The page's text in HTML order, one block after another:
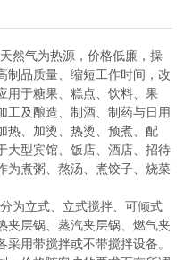
然气为热源，价格低廉，操
制品质量、缩短工作时间，改
用于糖果、糕点、饮料、果
工及酿造、制酒、制药与日用
热、加烫、热烫、预煮、配
大型宾馆、饭店、酒店、招待
为煮粥、熬汤、煮饺子、烧菜
为立式、立式搅拌、可倾式
夹层锅、蒸汽夹层锅、燃气夹
用带搅拌或不带搅拌设备。